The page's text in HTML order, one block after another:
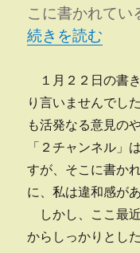
こに書かれて
“オピニオンリ
続きを読む
１月２２日の書
り言いませんでし
も活発なる意見の
「２チャンネル」
すが、そこに書か
に、私は違和感が
しかし、ここ最
からしっかりとし